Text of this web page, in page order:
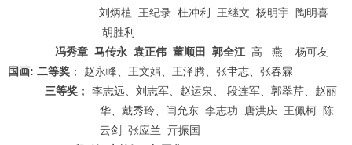
刘炳植
王纪录 杜冲利 王继文 杨明宇
陶明喜
胡胜利
冯秀章 马传永 袁正伟 董顺田 郭全江 高 燕 杨可友
国画: 二等奖 ； 赵永峰、王文娟、王泽腾、张聿志、张春霖
三等奖； 李志远、刘志军、赵运泉、 段连军、郭翠芹、赵丽
华、戴秀玲、闫允东 李志功
唐洪庆 王佩柯
陈
云剑 张应兰 亓振国